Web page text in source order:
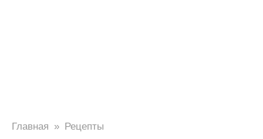
Главная » Рецепты